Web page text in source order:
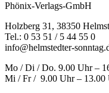
Phönix-Verlags-GmbH
Holzberg 31, 38350
Tel.: 0 53 51 / 5 44 55 0
info@helmstedter-
Mo / Di / Do. 9.00 Uhr –
Mi / Fr / 9.00 Uhr – 13.00